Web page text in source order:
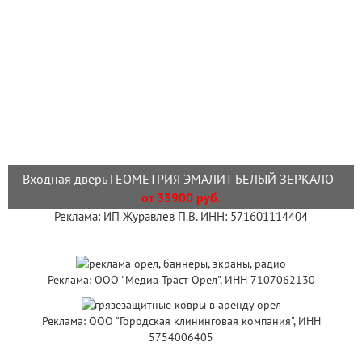
Входная дверь ГЕОМЕТРИЯ ЭМАЛИТ БЕЛЫЙ ЗЕРКАЛО
от 33900 руб.
Реклама: ИП Журавлев П.В. ИНН: 571601114404
Реклама: ООО "Медиа Траст Орёл", ИНН 7107062130
Реклама: ООО "Городская клининговая компания", ИНН
5754006405